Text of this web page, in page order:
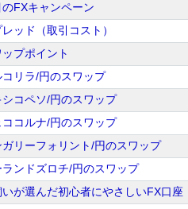
FXキャンペーン
レッド（取引コスト）
ップポイント
コリラ/円のスワップ
シコペソ/円のスワップ
ココルナ/円のスワップ
ガリーフォリント/円のスワップ
ランドズロチ/円のスワップ
いが選んだ初心者にやさしいFX口座